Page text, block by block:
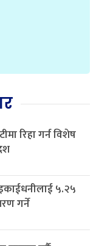
रिहा गर्न विशेष
५.२५
गर्ने